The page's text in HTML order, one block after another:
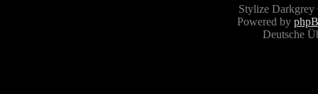
Stylize
Powered by
Deutsche